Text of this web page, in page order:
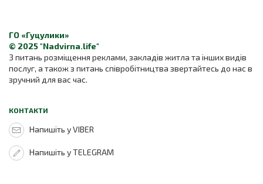
ГО «Гуцулики»
© 2025 "Nadvirna.life"
З питань розміщення реклами, закладів житла та інших видів
послуг, а також з питань співробітництва звертайтесь до нас в
зручний для вас час.
КОНТАКТИ
Напишіть у VIBER
Напишіть у TELEGRAM